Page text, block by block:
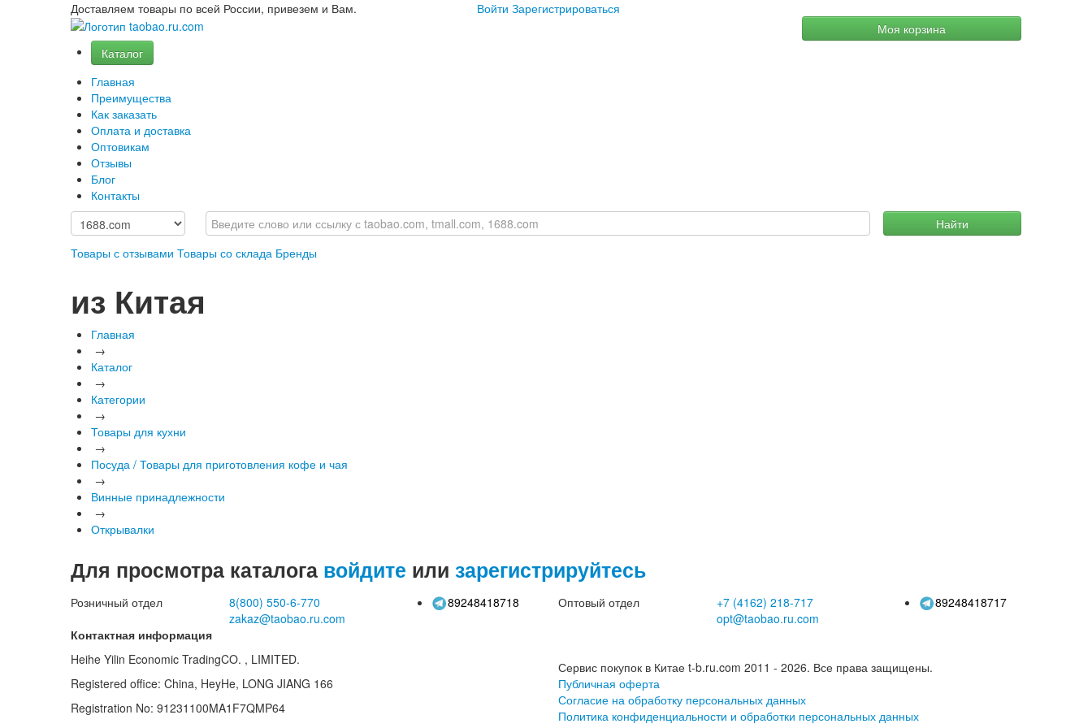
Доставляем товары по всей России, привезем и Вам. Войти Зарегистрироваться
Моя корзина
Каталог
Главная
Преимущества
Как заказать
Оплата и доставка
Оптовикам
Отзывы
Блог
Контакты
Товары с отзывами Товары со склада Бренды
Найти
из Китая
Главная
→
Каталог
→
Категории
→
Товары для кухни
→
Посуда / Товары для приготовления кофе и чая
→
Винные принадлежности
→
Открывалки
Для просмотра каталога войдите или зарегистрируйтесь
Розничный отдел 8(800) 550-6-770
zakaz@taobao.ru.com
89248418718 Оптовый отдел +7 (4162) 218-717
opt@taobao.ru.com
89248418717
Контактная информация
Heihe Yilin Economic TradingCO. , LIMITED.
Registered office: China, HeyHe, LONG JIANG 166
Registration No: 91231100MA1F7QMP64
Сервис покупок в Китае t-b.ru.com 2011 - 2026. Все права защищены.
Публичная оферта
Согласие на обработку персональных данных
Политика конфиденциальности и обработки персональных данных